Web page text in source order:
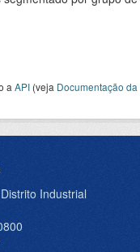
a API (veja Documentação da
Industrial